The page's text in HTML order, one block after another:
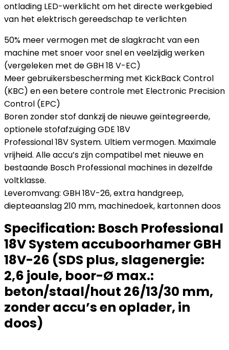
ontlading LED-werklicht om het directe werkgebied
van het elektrisch gereedschap te verlichten
50% meer vermogen met de slagkracht van een
machine met snoer voor snel en veelzijdig werken
(vergeleken met de GBH 18 V-EC)
Meer gebruikersbescherming met KickBack Control
(KBC) en een betere controle met Electronic Precision
Control (EPC)
Boren zonder stof dankzij de nieuwe geïntegreerde,
optionele stofafzuiging GDE 18V
Professional 18V System. Ultiem vermogen. Maximale
vrijheid. Alle accu’s zijn compatibel met nieuwe en
bestaande Bosch Professional machines in dezelfde
voltklasse.
Leveromvang: GBH 18V-26, extra handgreep,
diepteaanslag 210 mm, machinedoek, kartonnen doos
Specification: Bosch Professional
18V System accuboorhamer GBH
18V-26 (SDS plus, slagenergie:
2,6 joule, boor-Ø max.:
beton/staal/hout 26/13/30 mm,
zonder accu’s en oplader, in
doos)